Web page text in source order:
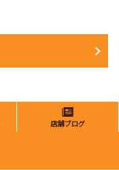
店舗ブログ